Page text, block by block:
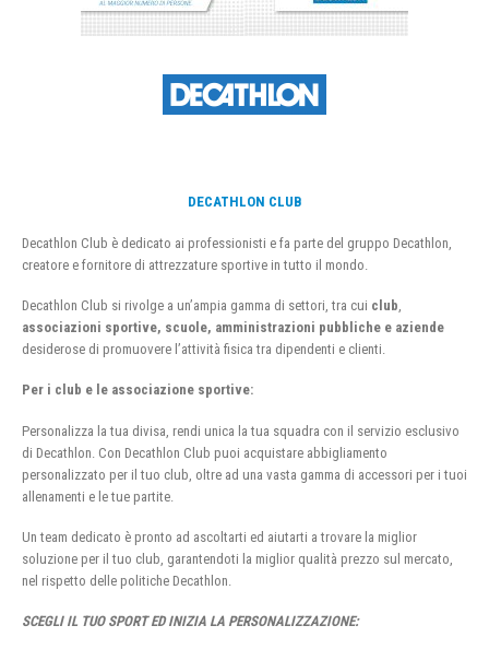
DECATHLON CLUB
Decathlon Club è dedicato ai professionisti e fa parte del gruppo Decathlon,
creatore e fornitore di attrezzature sportive in tutto il mondo.
Decathlon Club si rivolge a un’ampia gamma di settori, tra cui club
associazioni sportive, scuole, amministrazioni pubbliche e aziende
desiderose di promuovere l’attività fisica tra dipendenti e clienti.
Per i club e le associazione sportive:
Personalizza la tua divisa, rendi unica la tua squadra con il servizio esclusivo
di Decathlon. Con Decathlon Club puoi acquistare abbigliamento
personalizzato per il tuo club, oltre ad una vasta gamma di accessori per i tuoi
allenamenti e le tue partite.
Un team dedicato è pronto ad ascoltarti ed aiutarti a trovare la miglior
soluzione per il tuo club, garantendoti la miglior qualità prezzo sul mercato,
nel rispetto delle politiche Decathlon.
SCEGLI IL TUO SPORT ED INIZIA LA PERSONALIZZAZIONE: